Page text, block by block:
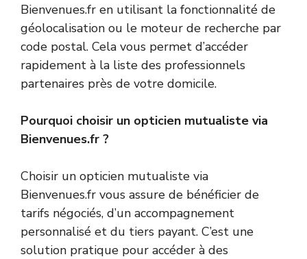
Bienvenues.fr en utilisant la fonctionnalité de
géolocalisation ou le moteur de recherche par
code postal. Cela vous permet d’accéder
rapidement à la liste des professionnels
partenaires près de votre domicile.
Pourquoi choisir un opticien mutualiste via
Bienvenues.fr ?
Choisir un opticien mutualiste via
Bienvenues.fr vous assure de bénéficier de
tarifs négociés, d’un accompagnement
personnalisé et du tiers payant. C’est une
solution pratique pour accéder à des